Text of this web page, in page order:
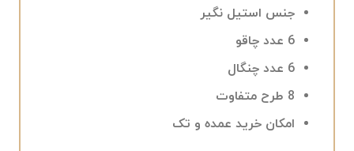
جنس استیل نگیر
6 عدد چاقو
6 عدد چنگال
8 طرح متفاوت
امکان خرید عمده و تک